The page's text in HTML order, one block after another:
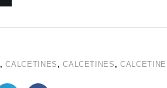
,CALCETINES ,CALCETINES ,